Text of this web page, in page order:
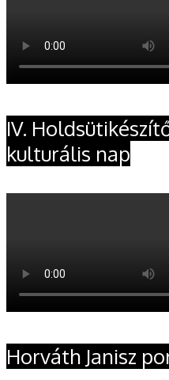
IV.
kulturális nap
Horváth Janisz